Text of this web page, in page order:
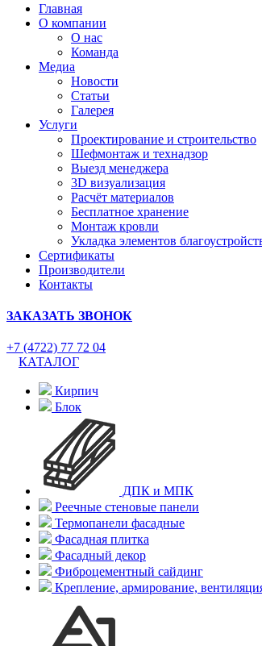
Главная
О компании
О нас
Команда
Медиа
Новости
Статьи
Галерея
Услуги
Проектирование и строительство
Шефмонтаж и технадзор
Выезд менеджера
3D визуализация
Расчёт материалов
Бесплатное хранение
Монтаж кровли
Укладка элементов
Сертификаты
Производители
Контакты
ЗАКАЗАТЬ ЗВОНОК
+7 (4722) 77 72 04
КАТАЛОГ
Кирпич
Блок
ДПК и МПК
Реечные стеновые панели
Термопанели фасадные
Фасадная плитка
Фасадный декор
Фиброцементный сайдинг
Крепление, армирование,